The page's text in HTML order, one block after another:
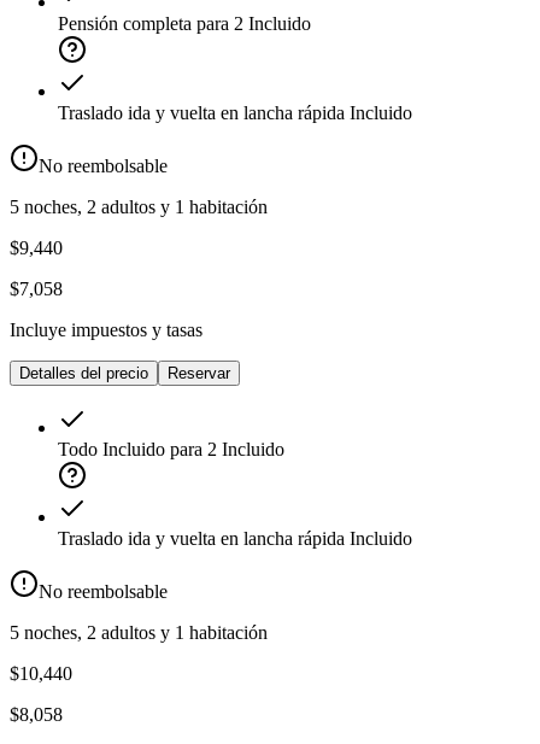
Pensión completa para 2 Incluido
Traslado ida y vuelta en lancha rápida Incluido
No reembolsable
5 noches, 2 adultos y 1 habitación
$9,440
$7,058
Incluye impuestos y tasas
Detalles del precio Reservar
Todo Incluido para 2 Incluido
Traslado ida y vuelta en lancha rápida Incluido
No reembolsable
5 noches, 2 adultos y 1 habitación
$10,440
$8,058